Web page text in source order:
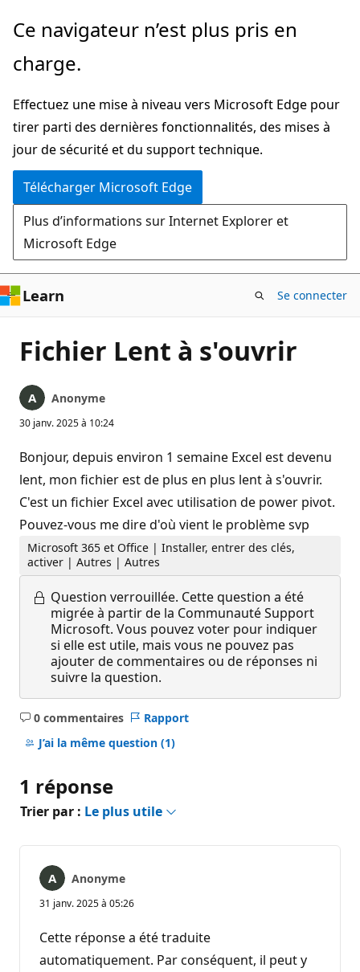
Passer
directement
au
principal
Ce navigateur n’est plus pris en
charge.
Effectuez une mise à niveau vers Microsoft Edge pour
tirer parti des dernières fonctionnalités, des mises à
jour de sécurité et du support technique.
Télécharger Microsoft Edge
Plus d’informations sur Internet Explorer et
Microsoft Edge
Learn Se connecter
Fichier Lent à s'ouvrir
Anonyme
30 janv. 2025 à 10:24
Bonjour, depuis environ 1 semaine Excel est devenu
lent, mon fichier est de plus en plus lent à s'ouvrir.
C'est un fichier Excel avec utilisation de power pivot.
Pouvez-vous me dire d'où vient le problème svp
Microsoft 365 et Office | Installer, entrer des clés,
activer | Autres | Autres
Question verrouillée. Cette question a été
migrée à partir de la Communauté Support
Microsoft. Vous pouvez voter pour indiquer
si elle est utile, mais vous ne pouvez pas
ajouter de commentaires ou de réponses ni
suivre la question.
0 commentaires
Aucun
commentaire
Rapport
J’ai la même question (1)
1 réponse
Trier par : Le plus utile
Anonyme
31 janv. 2025 à 05:26
Cette réponse a été traduite
automatiquement. Par conséquent, il peut y